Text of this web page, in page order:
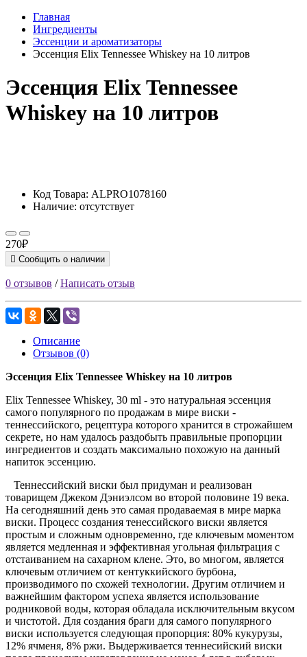
Главная
Ингредиенты
Эссенции и ароматизаторы
Эссенция Elix Tennessee Whiskey на 10 литров
Эссенция Elix Tennessee
Whiskey на 10 литров
Код Товара: ALPRO1078160
Наличие: отсутствует
270₽
Сообщить о наличии
0 отзывов /Написать отзыв
Описание
Отзывов (0)
Эссенция Elix Tennessee Whiskey на 10 литров
Elix Tennessee Whiskey, 30 ml - это натуральная эссенция
самого популярного по продажам в мире виски -
теннессийского, рецептура которого хранится в строжайшем
секрете, но нам удалось раздобыть правильные пропорции
ингредиентов и создать максимально похожую на данный
напиток эссенцию.
Теннессийский виски был придуман и реализован
товарищем Джеком Дэниэлсом во второй половине 19 века.
На сегодняшний день это самая продаваемая в мире марка
виски. Процесс создания тенессийского виски является
простым и сложным одновременно, где ключевым моментом
является медленная и эффективная угольная фильтрация с
отстаиванием на сахарном клене. Это, во многом, является
ключевым отличием от кентуккийского бурбона,
производимого по схожей технологии. Другим отличием и
важнейшим фактором успеха является использование
родниковой воды, которая обладала исключительным вкусом
и чистотой. Для создания браги для самого популярного
виски используется следующая пропорция: 80% кукурузы,
12% ячменя, 8% ржи. Выдерживается теннесийский виски